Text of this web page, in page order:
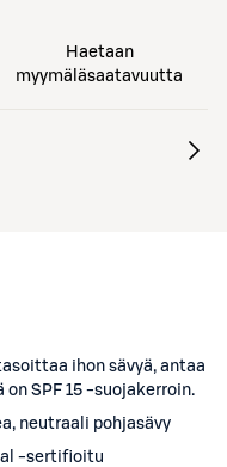
Haetaan
myymäläsaatavuutta
ihon sävyä, antaa
SPF 15 -suojakerroin.
neutraali pohjasävy
-sertifioitu